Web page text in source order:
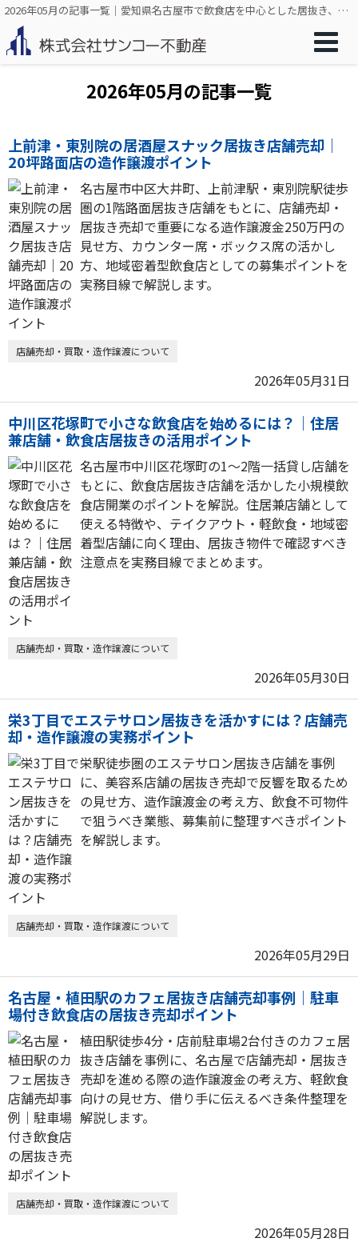
2026年05月の記事一覧｜愛知県名古屋市で飲食店を中心とした居抜き、店舗売却のことなら株式会社サンコー不動産
2026年05月の記事一覧
上前津・東別院の居酒屋スナック居抜き店舗売却｜
20坪路面店の造作譲渡ポイント
名古屋市中区大井町、上前津駅・東別院駅徒歩
圏の1階路面居抜き店舗をもとに、店舗売却・
居抜き売却で重要になる造作譲渡金250万円の
見せ方、カウンター席・ボックス席の活かし
方、地域密着型飲食店としての募集ポイントを
実務目線で解説します。
店舗売却・買取・造作譲渡について
2026年05月31日
中川区花塚町で小さな飲食店を始めるには？｜住居
兼店舗・飲食店居抜きの活用ポイント
名古屋市中川区花塚町の1〜2階一括貸し店舗を
もとに、飲食店居抜き店舗を活かした小規模飲
食店開業のポイントを解説。住居兼店舗として
使える特徴や、テイクアウト・軽飲食・地域密
着型店舗に向く理由、居抜き物件で確認すべき
注意点を実務目線でまとめます。
店舗売却・買取・造作譲渡について
2026年05月30日
栄3丁目でエステサロン居抜きを活かすには？店舗売
却・造作譲渡の実務ポイント
栄駅徒歩圏のエステサロン居抜き店舗を事例
に、美容系店舗の居抜き売却で反響を取るため
の見せ方、造作譲渡金の考え方、飲食不可物件
で狙うべき業態、募集前に整理すべきポイント
を解説します。
店舗売却・買取・造作譲渡について
2026年05月29日
名古屋・植田駅のカフェ居抜き店舗売却事例｜駐車
場付き飲食店の居抜き売却ポイント
植田駅徒歩4分・店前駐車場2台付きのカフェ居
抜き店舗を事例に、名古屋で店舗売却・居抜き
売却を進める際の造作譲渡金の考え方、軽飲食
向けの見せ方、借り手に伝えるべき条件整理を
解説します。
店舗売却・買取・造作譲渡について
2026年05月28日